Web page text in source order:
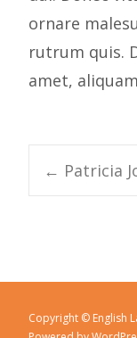
ornare
rutrum quis.
amet,
← Patricia
Copyright © English